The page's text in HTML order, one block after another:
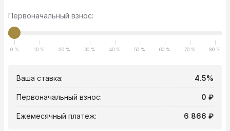
Первоначальный взнос:
0 % 10 % 20 % 30 % 40 % 50 % 60 % 70 % 80 %
Ваша ставка: 4.5%
Первоначальный взнос: 0 ₽
Ежемесячный платеж: 6 866 ₽